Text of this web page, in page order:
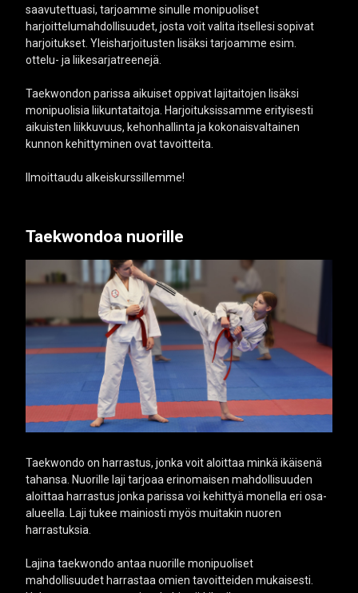
saavutettuasi, tarjoamme sinulle monipuoliset
harjoittelumahdollisuudet, josta voit valita itsellesi sopivat
harjoitukset. Yleisharjoitusten lisäksi tarjoamme esim.
ottelu- ja liikesarjatreenejä.
Taekwondon parissa aikuiset oppivat lajitaitojen lisäksi
monipuolisia liikuntataitoja. Harjoituksissamme erityisesti
aikuisten liikkuvuus, kehonhallinta ja kokonaisvaltainen
kunnon kehittyminen ovat tavoitteita.
Ilmoittaudu alkeiskurssillemme!
Taekwondoa nuorille
Taekwondo on harrastus, jonka voit aloittaa minkä ikäisenä
tahansa. Nuorille laji tarjoaa erinomaisen mahdollisuuden
aloittaa harrastus jonka parissa voi kehittyä monella eri osa-
alueella. Laji tukee mainiosti myös muitakin nuoren
harrastuksia.
Lajina taekwondo antaa nuorille monipuoliset
mahdollisuudet harrastaa omien tavoitteiden mukaisesti.